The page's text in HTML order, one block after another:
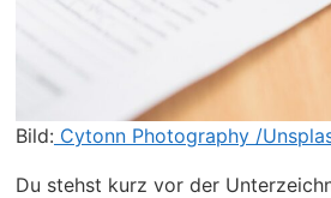
Bild: Cytonn Photography /
Du stehst kurz vor der